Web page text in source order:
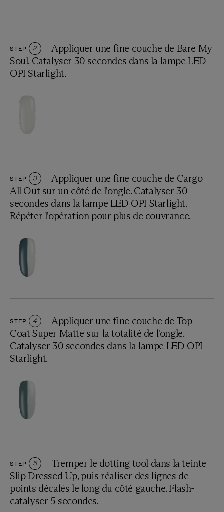
STEP 2
Appliquer une fine couche de Bare My
Soul. Catalyser 30 secondes dans la lampe LED
OPI Starlight.
STEP 3
Appliquer une fine couche de Cargo
All Out sur un côté de l'ongle. Catalyser 30
secondes dans la lampe LED OPI Starlight.
Répéter l'opération pour plus de couvrance.
STEP 4
Appliquer une fine couche de Top
Coat Super Matte sur la totalité de l'ongle.
Catalyser 30 secondes dans la lampe LED OPI
Starlight.
STEP 5
Tremper le dotting tool dans la teinte
Slip Dressed Up, puis réaliser des lignes de
points décalés le long du côté gauche. Flash-
catalyser 5 secondes.